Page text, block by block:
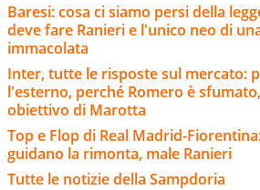
Baresi: cosa ci siamo persi della
deve fare Ranieri e l'unico neo di
immacolata
Inter, tutte le risposte sul mercato:
l'esterno, perché Romero è
obiettivo di Marotta
Top e Flop di Real Madrid-
guidano la rimonta, male Ranieri
Tutte le notizie della Sampdoria